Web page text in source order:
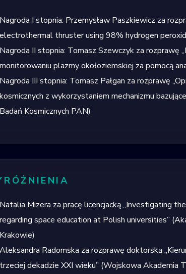
Nagroda I stopnia: Przemysław Paszkiewicz za
electrothermal thruster using 98% hydrogen
Nagroda II stopnia: Tomasz Szewczyk za rozprawę
monitorowaniu plazmy okołoziemskiej za pomocą
Nagroda III stopnia: Tomasz Pałgan za rozprawę
kosmicznych z wykorzystaniem mechanizmu
Badań Kosmicznych PAN)
Natalia Mizera za pracę licencjacką„Investigating
regarding space education at Polish universities” (
Krakowie)
Aleksandra Radomska za rozprawę doktorską
trzeciej dekadzie XXI wieku” (Wojskowa Akademia